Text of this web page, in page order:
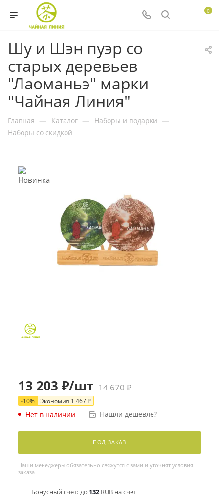
0
Шу и Шэн пуэр со
старых деревьев
"Лаоманьэ" марки
"Чайная Линия"
Главная — Каталог — Наборы и подарки —
Наборы со скидкой
13 203 ₽/шт 14 670₽
-10% Экономия 1 467₽
Нет в наличии Нашли дешевле?
ПОД ЗАКАЗ
Наши менеджеры обязательно свяжутся с вами и уточнят условия
заказа
Бонусный счет: до 132 RUB на счет